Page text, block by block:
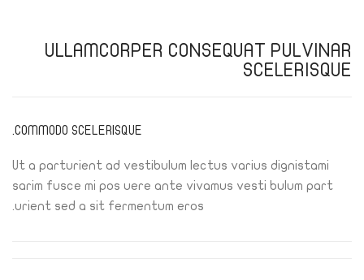
ULLAMCORPER CONSEQUAT PULVINAR
SCELERISQUE
COMMODO SCELERISQUE.
Ut a parturient ad vestibulum lectus varius dignistami
sarim fusce mi pos uere ante vivamus vesti bulum part
urient sed a sit fermentum eros.